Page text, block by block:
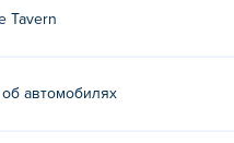
Poki.
Tavern
автомобилях